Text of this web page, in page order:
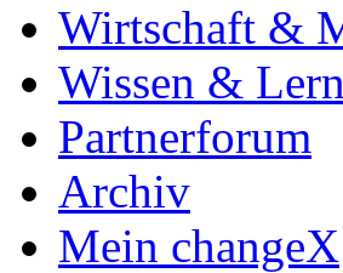
Wirtschaft &
Wissen &
Partnerforum
Archiv
Mein changeX